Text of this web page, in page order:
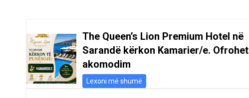
The Queen’s Lion Premium Hotel në
Sarandë kërkon Kamarier/e. Ofrohet
akomodim
Lexoni më shumë